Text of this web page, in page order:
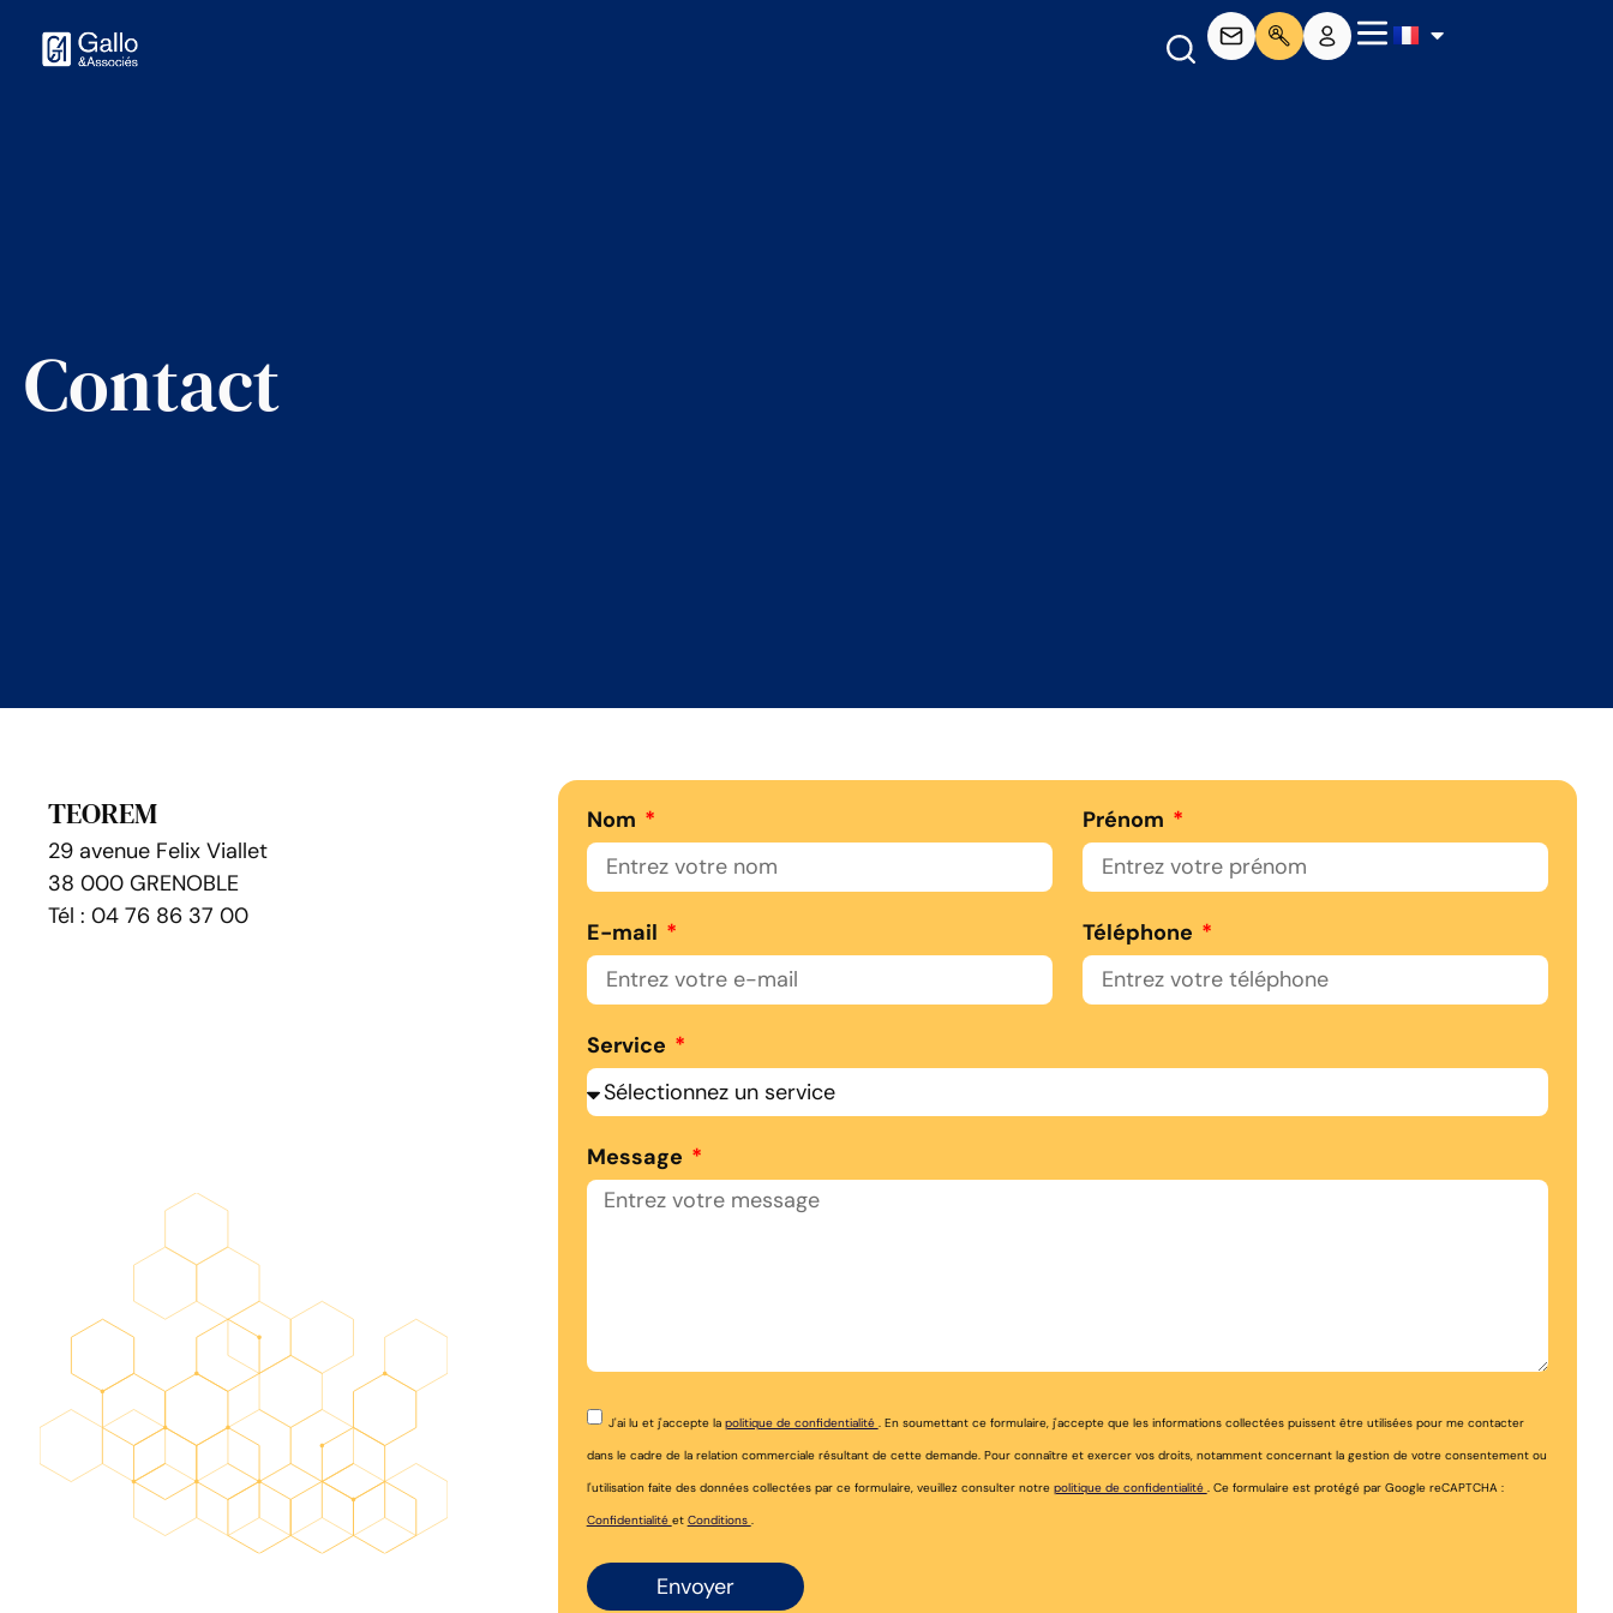
Contact
TEOREM
29 avenue Felix Viallet
38 000 GRENOBLE
Tél : 04 76 86 37 00
Nom Prénom
E-mail Téléphone
Service
Message
J'ai lu et j'accepte la politique de confidentialité . En soumettant ce formulaire, j'accepte que les informations collectées puissent être utilisées pour me contacter
dans le cadre de la relation commerciale résultant de cette demande. Pour connaître et exercer vos droits, notamment concernant la gestion de votre consentement ou
l'utilisation faite des données collectées par ce formulaire, veuillez consulter notre politique de confidentialité . Ce formulaire est protégé par Google reCAPTCHA :
Confidentialité et Conditions .
Envoyer